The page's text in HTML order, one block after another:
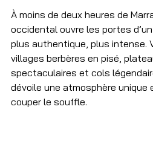
À moins de deux heures de
occidental ouvre les portes
plus authentique, plus intense.
villages berbères en pisé,
spectaculaires et cols
dévoile une atmosphère unique
couper le souffle.